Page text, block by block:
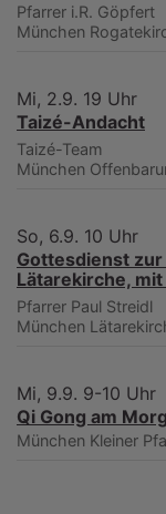
Pfarrer i.R. Göpfert
München
Mi, 2.9. 19 Uhr
Taizé-Andacht
Taizé-Team
München
So, 6.9. 10 Uhr
Gottesdienst
Lätarekirche,
Pfarrer Paul Streidl
München
Mi, 9.9. 9-10 Uhr
Qi Gong am
München Kleiner